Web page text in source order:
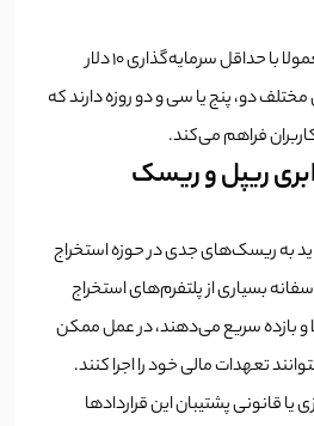
همچنین، این قراردادها معمولا با حداقل سرمایه‌گذاری ۱۰ دلار
دو، پنج یا سی و دو روزه دارند که
فراهم می‌کند.
ریپل و ریسک
به ریسک‌های جدی در حوزه استخراج
بسیاری از پلتفرم‌های استخراج
و بازده سریع می‌دهند، در عمل ممکن
تعهدات مالی خود را اجرا کنند.
یا قانونی پشتیبان این قراردادها